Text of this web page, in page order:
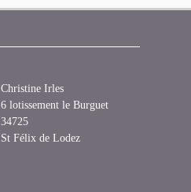
Christine Irles
6 lotissement le Burguet
34725
St Félix de Lodez